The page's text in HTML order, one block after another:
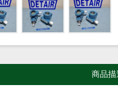
商品描